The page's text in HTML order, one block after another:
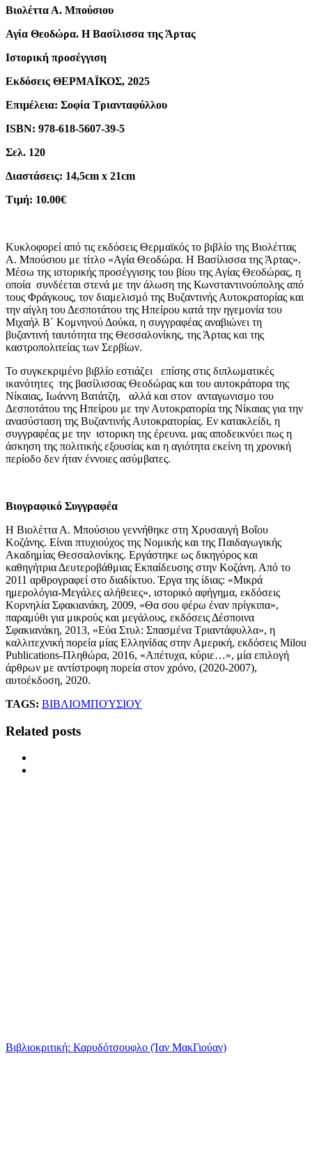
Βιολέττα Α. Μπούσιου
Αγία Θεοδώρα. Η Βασίλισσα της Άρτας
Ιστορική προσέγγιση
Εκδόσεις ΘΕΡΜΑΪΚΟΣ, 2025
Επιμέλεια: Σοφία Τριανταφύλλου
ISBN: 978-618-5607-39-5
Σελ. 120
Διαστάσεις: 14,5cm x 21cm
Τιμή: 10.00€
Κυκλοφορεί από τις εκδόσεις Θερμαϊκός το βιβλίο της Βιολέττας
Α. Μπούσιου με τίτλο «Αγία Θεοδώρα. Η Βασίλισσα της Άρτας».
Μέσω της ιστορικής προσέγγισης του βίου της Αγίας Θεοδώρας, η
οποία συνδέεται στενά με την άλωση της Κωνσταντινούπολης από
τους Φράγκους, τον διαμελισμό της Βυζαντινής Αυτοκρατορίας και
την αίγλη του Δεσποτάτου της Ηπείρου κατά την ηγεμονία του
Μιχαήλ Β΄ Κομνηνού Δούκα, η συγγραφέας αναβιώνει τη
βυζαντινή ταυτότητα της Θεσσαλονίκης, της Άρτας και της
καστροπολιτείας των Σερβίων.
Το συγκεκριμένο βιβλίο εστιάζει επίσης στις διπλωματικές
ικανότητες της βασίλισσας Θεοδώρας και του αυτοκράτορα της
Νίκαιας, Ιωάννη Βατάτζη, αλλά και στον ανταγωνισμο του
Δεσποτάτου της Ηπείρου με την Αυτοκρατορία της Νίκαιας για την
ανασύσταση της Βυζαντινής Αυτοκρατορίας. Εν κατακλείδι, η
συγγραφέας με την ιστορικη της έρευνα. μας αποδεικνύει πως η
άσκηση της πολιτικής εξουσίας και η αγιότητα εκείνη τη χρονική
περίοδο δεν ήταν έννοιες ασύμβατες.
Βιογραφικό Συγγραφέα
Η Βιολέττα Α. Μπούσιου γεννήθηκε στη Χρυσαυγή Βοΐου
Κοζάνης. Είναι πτυχιούχος της Νομικής και της Παιδαγωγικής
Ακαδημίας Θεσσαλονίκης. Eργάστηκε ως δικηγόρος και
καθηγήτρια Δευτεροβάθμιας Εκπαίδευσης στην Κοζάνη. Από το
2011 αρθρογραφεί στο διαδίκτυο. Έργα της ίδιας: «Μικρά
ημερολόγια-Μεγάλες αλήθειες», ιστορικό αφήγημα, εκδόσεις
Κορνηλία Σφακιανάκη, 2009, «Θα σου φέρω έναν πρίγκιπα»,
παραμύθι για μικρούς και μεγάλους, εκδόσεις Δέσποινα
Σφακιανάκη, 2013, «Εύα Στυλ: Σπασμένα Τριαντάφυλλα», η
καλλιτεχνική πορεία μίας Ελληνίδας στην Αμερική, εκδόσεις Milou
Publications-Πληθώρα, 2016, «Απέτυχα, κύριε…», μία επιλογή
άρθρων με αντίστροφη πορεία στον χρόνο, (2020-2007),
αυτοέκδοση, 2020.
TAGS: ΒΙΒΛΙΟΜΠΟΎΣΙΟΥ
Related posts
Βιβλιοκριτική: Καρυδότσουφλο (Ίαν ΜακΓιούαν)